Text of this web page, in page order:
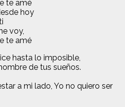
te amé
hoy
voy,
te amé
hasta lo imposible,
de tus sueños.
a mi lado, Yo no quiero ser